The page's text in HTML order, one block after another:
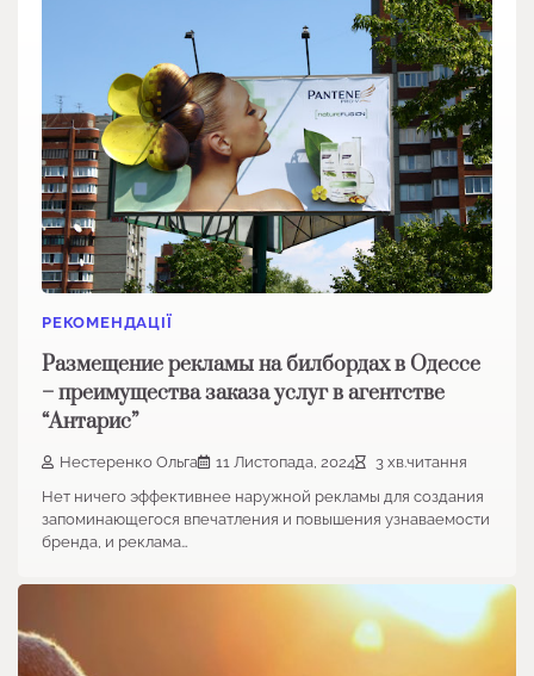
РЕКОМЕНДАЦІЇ
Размещение рекламы на билбордах в Одессе
– преимущества заказа услуг в агентстве
“Антарис”
Нестеренко Ольга 11 Листопада, 2024
3 хв.читання
Нет ничего эффективнее наружной рекламы для создания
запоминающегося впечатления и повышения узнаваемости
бренда, и реклама…